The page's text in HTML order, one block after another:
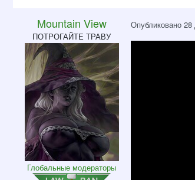
Mountain View
ПОТРОГАЙТЕ ТРАВУ
Глобальные модераторы
Опубликовано 28